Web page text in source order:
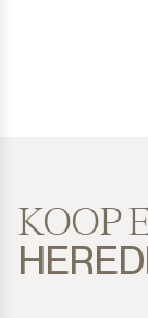
El Paraiso
Finca-
650.000€
700.000€
KOOP